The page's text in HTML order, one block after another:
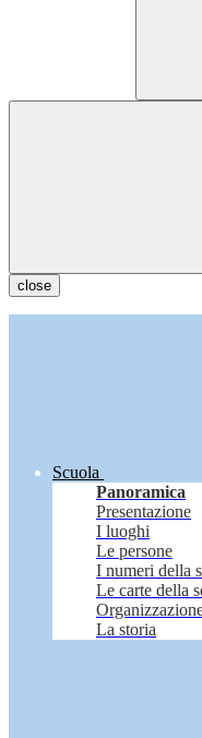
close
Scuola
Panoramica
Presentazione
I luoghi
Le persone
I numeri della
Le carte della
La storia